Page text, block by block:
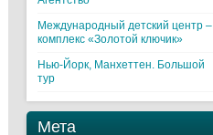
Международный детский центр –
комплекс «Золотой ключик»
Нью-Йорк, Манхеттен. Большой
тур
Мета